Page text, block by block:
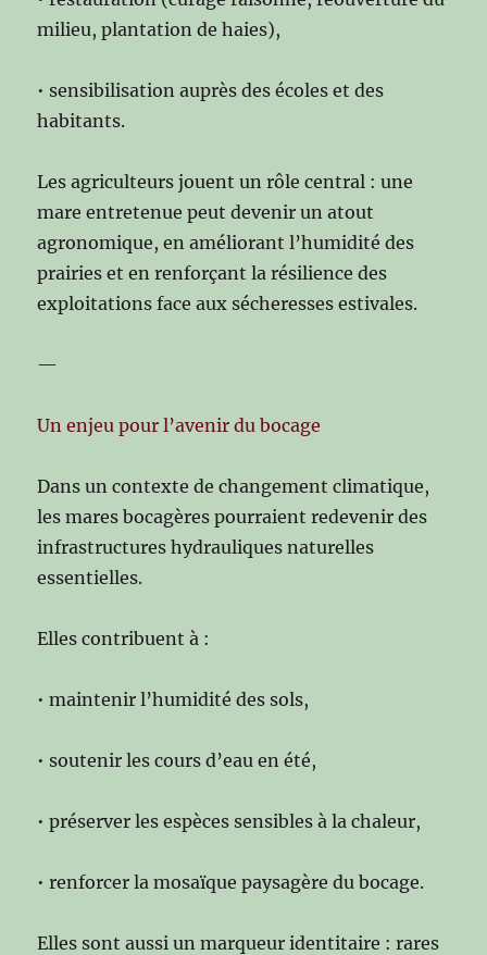
milieu, plantation de haies),
• sensibilisation auprès des écoles et des
habitants.
Les agriculteurs jouent un rôle central : une
mare entretenue peut devenir un atout
agronomique, en améliorant l’humidité des
prairies et en renforçant la résilience des
exploitations face aux sécheresses estivales.
—
Un enjeu pour l’avenir du bocage
Dans un contexte de changement climatique,
les mares bocagères pourraient redevenir des
infrastructures hydrauliques naturelles
essentielles.
Elles contribuent à :
• maintenir l’humidité des sols,
• soutenir les cours d’eau en été,
• préserver les espèces sensibles à la chaleur,
• renforcer la mosaïque paysagère du bocage.
Elles sont aussi un marqueur identitaire : rares